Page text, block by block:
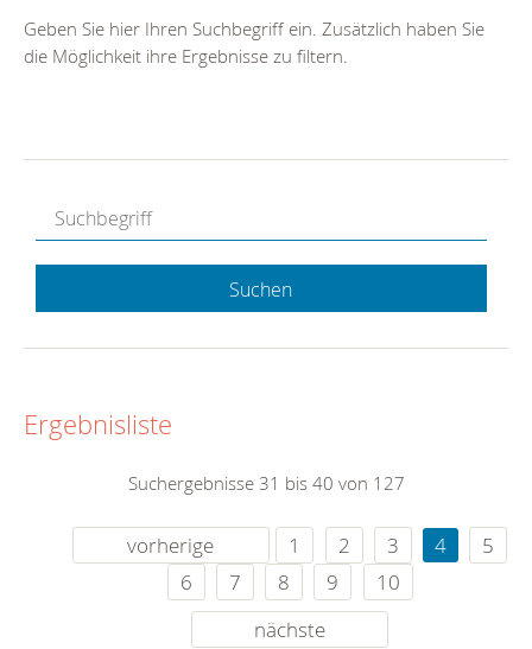
Geben Sie hier Ihren Suchbegriff ein. Zusätzlich haben Sie
die Möglichkeit ihre Ergebnisse zu filtern.
Suchen
Ergebnisliste
Suchergebnisse 31 bis 40 von 127
vorherige 1 2 3 4
5
6
7 8 9
10
nächste